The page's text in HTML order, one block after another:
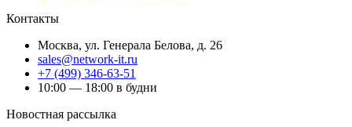
Контакты
Москва, ул. Генерала Белова, д. 26
sales@network-it.ru
+7 (499) 346-63-51
10:00 — 18:00 в будни
Новостная рассылка